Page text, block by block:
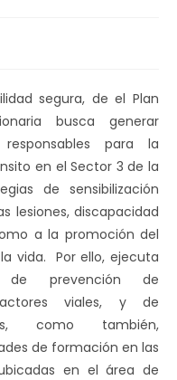
segura, de el Plan
busca generar
para la
en el Sector 3 de la
de sensibilización
lesiones, discapacidad
a la promoción del
vida. Por ello, ejecuta
de prevención de
viales, y de
como también,
de formación en las
en el área de